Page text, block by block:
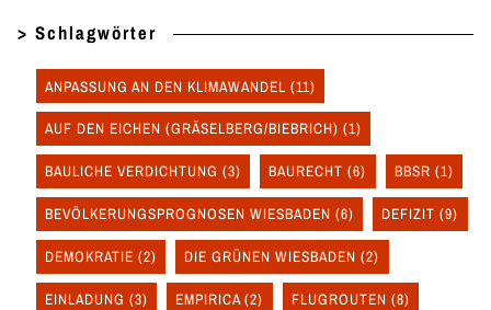
> Schlagwörter
ANPASSUNG AN DEN KLIMAWANDEL (11)
AUF DEN EICHEN (GRÄSELBERG/BIEBRICH) (1)
BAULICHE VERDICHTUNG (3) BAURECHT (6) BBSR (1)
BEVÖLKERUNGSPROGNOSEN WIESBADEN (6) DEFIZIT (9)
DEMOKRATIE (2) DIE GRÜNEN WIESBADEN (2)
EINLADUNG (3) EMPIRICA(2) FLUGROUTEN (8)